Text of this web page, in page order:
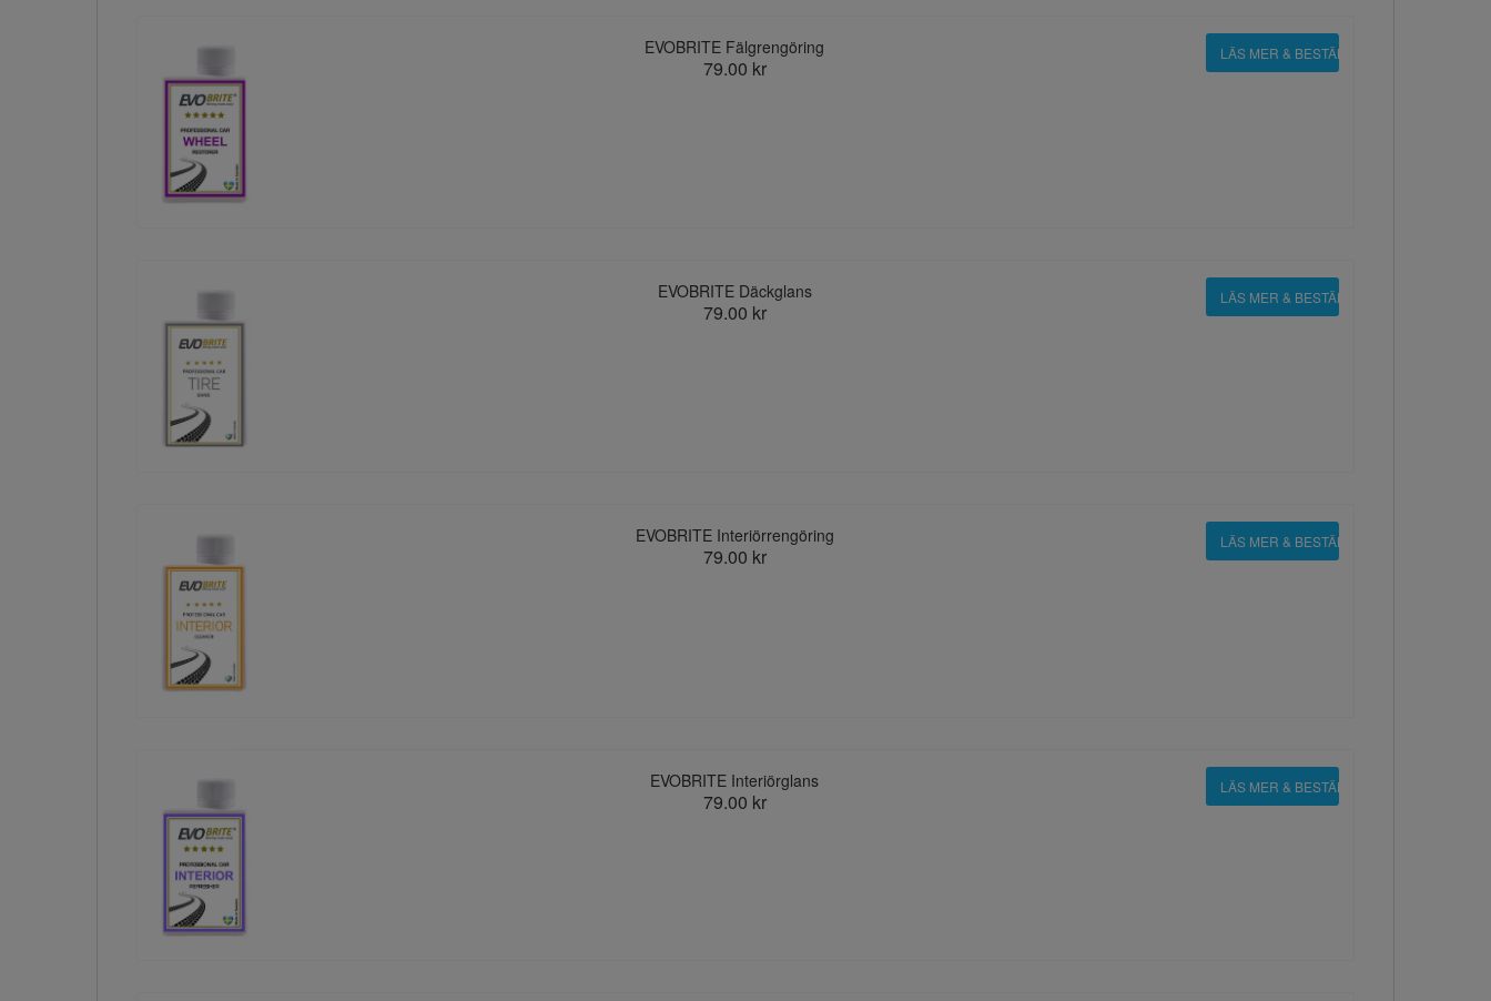
EVOBRITE Fälgrengöring
79.00 kr
LÄS MER & BESTÄLL
EVOBRITE Däckglans
79.00 kr
LÄS MER & BESTÄLL
EVOBRITE Interiörrengöring
79.00 kr
LÄS MER & BESTÄLL
EVOBRITE Interiörglans
79.00 kr
LÄS MER & BESTÄLL